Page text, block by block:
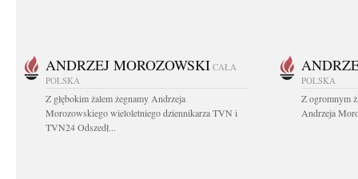
ANDRZEJ MOROZOWSKI CAŁA
POLSKA
Z głębokim żalem żegnamy Andrzeja
Morozowskiego wieloletniego dziennikarza TVN i
TVN24 Odszedł...
POLSKA
Z ogromnym
Andrzeja